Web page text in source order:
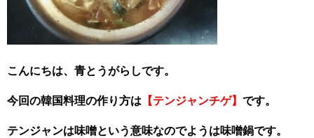
こんにちは、青とうがらしです。
今回の韓国料理の作り方は 【テンジャンチゲ】 です。
テンジャンは味噌という意味なのでようは味噌鍋です。